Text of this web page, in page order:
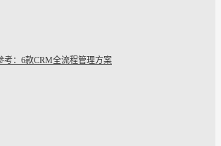
考：6款CRM全流程管理方案